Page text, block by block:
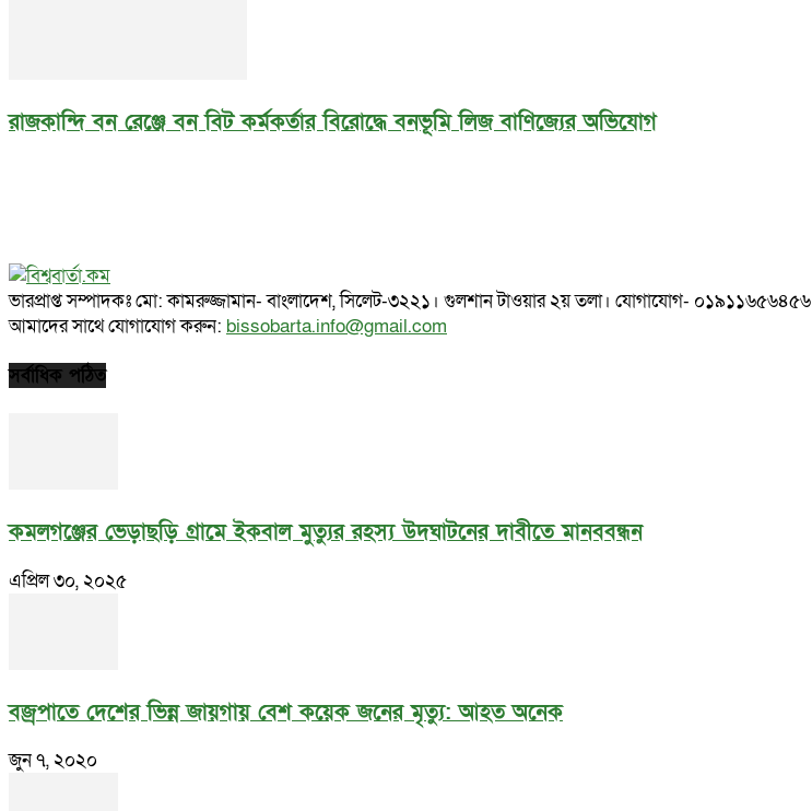
রাজকান্দি বন রেঞ্জে বন বিট কর্মকর্তার বিরোদ্ধে বনভূমি লিজ বাণিজ্যের অভিযোগ
ভারপ্রাপ্ত সম্পাদকঃ মো: কামরুজ্জামান- বাংলাদেশ, সিলেট-৩২২১। গুলশান টাওয়ার ২য় তলা। যোগাযোগ- ০১৯১১৬৫৬৪৫৬
আমাদের সাথে যোগাযোগ করুন: bissobarta.info@gmail.com
সর্বাধিক পঠিত
কমলগঞ্জের ভেড়াছড়ি গ্রামে ইকবাল মুত্যুর রহস্য উদঘাটনের দাবীতে মানববন্ধন
এপ্রিল ৩০, ২০২৫
বজ্রপাতে দেশের ভিন্ন জায়গায় বেশ কয়েক জনের মৃত্যু: আহত অনেক
জুন ৭, ২০২০